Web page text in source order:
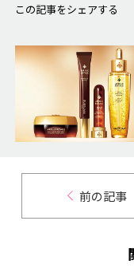
この記事をシェアする
前の記事